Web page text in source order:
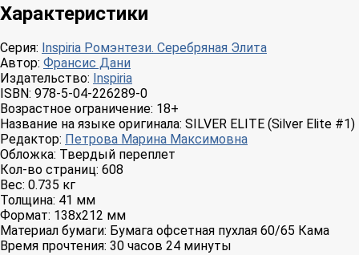
Характеристики
Серия: Inspiria Ромэнтези. Серебряная Элита
Автор: Франсис Дани
Издательство: Inspiria
ISBN: 978-5-04-226289-0
Возрастное ограничение: 18+
Название на языке оригинала: SILVER ELITE (Silver Elite #1)
Редактор: Петрова Марина Максимовна
Обложка: Твердый переплет
Кол-во страниц: 608
Вес: 0.735 кг
Толщина: 41 мм
Формат: 138x212 мм
Материал бумаги: Бумага офсетная пухлая 60/65 Кама
Время прочтения: 30 часов 24 минуты